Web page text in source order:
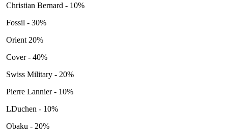
Christian Bernard - 10%
Fossil - 30%
Orient 20%
Cover - 40%
Swiss Military - 20%
Pierre Lannier - 10%
LDuchen - 10%
Obaku - 20%